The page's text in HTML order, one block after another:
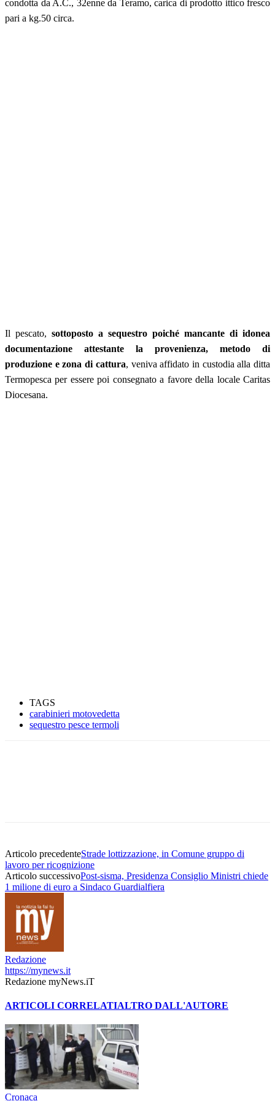
condotta da A.C., 32enne da Teramo, carica di prodotto ittico fresco
pari a kg.50 circa.
Il pescato, sottoposto a sequestro poiché mancante di idonea
documentazione attestante la provenienza, metodo di
produzione e zona di cattura, veniva affidato in custodia alla ditta
Termopesca per essere poi consegnato a favore della locale Caritas
Diocesana.
TAGS
carabinieri motovedetta
sequestro pesce termoli
Articolo precedenteStrade lottizzazione, in Comune gruppo di
lavoro per ricognizione
Articolo successivoPost-sisma, Presidenza Consiglio Ministri chiede
1 milione di euro a Sindaco Guardialfiera
Redazione
https://mynews.it
Redazione myNews.iT
ARTICOLI CORRELATIALTRO DALL'AUTORE
Cronaca